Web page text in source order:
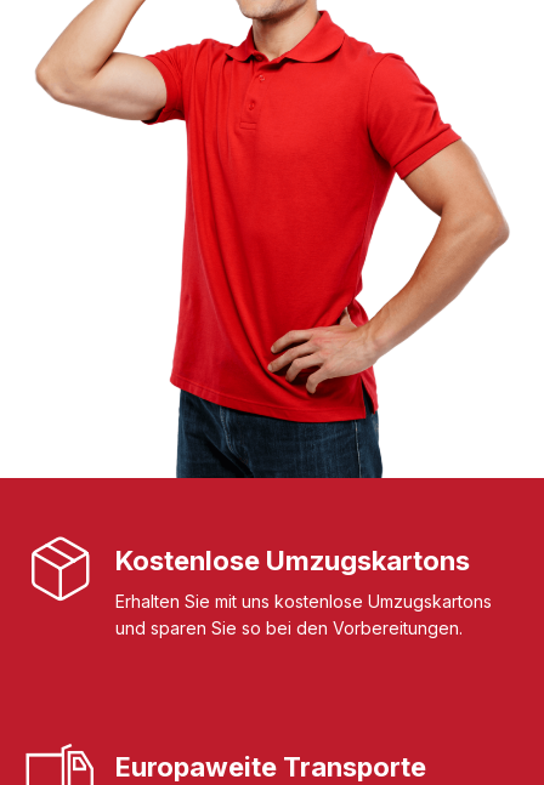
Kostenlose Umzugskartons
Erhalten Sie mit uns kostenlose Umzugskartons
und sparen Sie so bei den Vorbereitungen.
Europaweite Transporte